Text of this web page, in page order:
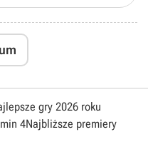
gry 2026 roku
4Najbliższe premiery